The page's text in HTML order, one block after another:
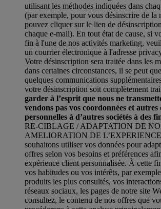
utilisant les méthodes indiquées dans
(par exemple, pour vous désinscrire de la
pouvez cliquer sur le lien de
chaque e-mail). En tout état de cause, si
fin à l'une de nos activités marketing,
un courrier électronique à l'adresse
Votre désinscription sera traitée dans les
dans certaines circonstances, il se peut
quelques communications
votre désinscription soit complètement
garder à l’esprit que nous ne
vendons pas vos coordonnées et autres
personnelles à d’autres sociétés à des
RE-CIBLAGE / ADAPTATION DE
AMELIORATION DE
souhaitons utiliser vos données pour
offres selon vos besoins et préférences
expérience client personnalisée. À cette
vos habitudes ou vos intérêts, par
produits les plus consultés, vos
réseaux sociaux, les pages de notre site
consultez, le contenu de nos offres que